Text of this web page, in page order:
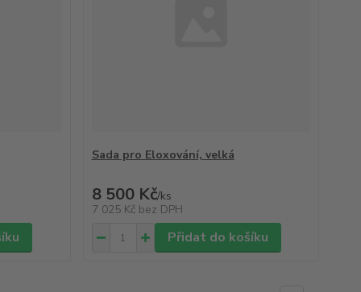
Sada pro Eloxování, velká
8 500 Kč/ks
7 025 Kč bez DPH
Přidat do košíku